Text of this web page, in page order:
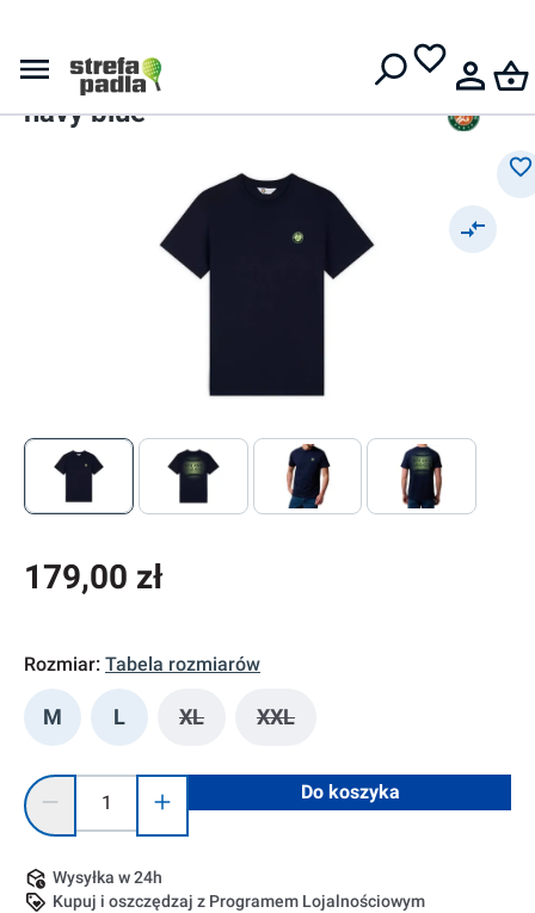
Roland Garros Back Ball -
navy blue
179,00 zł
Rozmiar: Tabela rozmiarów
M L XL(Ta opcja jest obecnie niedostępna.)
XXL(Ta opcja jest obecnie
Ilość produktu: Wprowadź żądaną ilość lub użyj
Do koszyka
Wysyłka w 24h
Kupuj i oszczędzaj z Programem Lojalnościowym